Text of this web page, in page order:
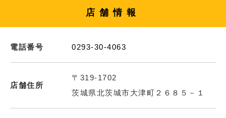
店舗情報
電話番号 0293-30-4063
店舗住所
〒319-1702
茨城県北茨城市大津町２６８５－１